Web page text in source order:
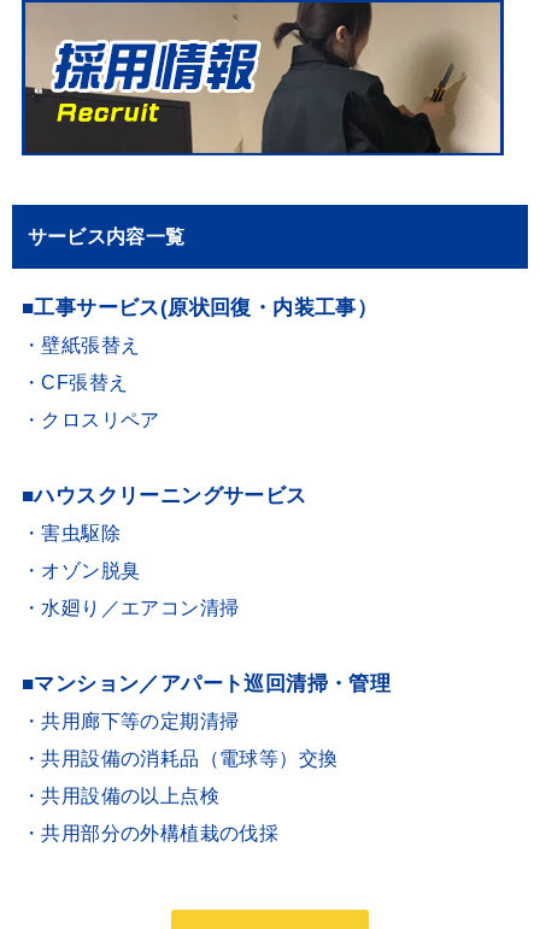
サービス内容一覧
■工事サービス(原状回復・内装工事）
・壁紙張替え
・CF張替え
・クロスリペア
■ハウスクリーニングサービス
・害虫駆除
・オゾン脱臭
・水廻り／エアコン清掃
■マンション／アパート巡回清掃・管理
・共用廊下等の定期清掃
・共用設備の消耗品（電球等）交換
・共用設備の以上点検
・共用部分の外構植栽の伐採